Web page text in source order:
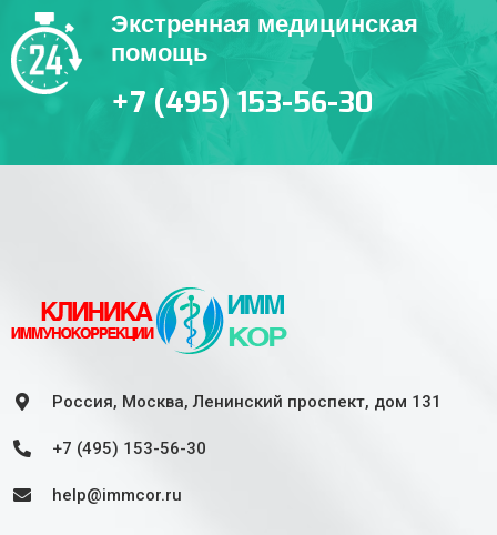
Экстренная медицинская
помощь
+7 (495) 153-56-30
Россия, Москва, Ленинский проспект, дом 131
+7 (495) 153-56-30
help@immcor.ru